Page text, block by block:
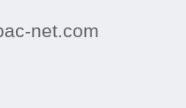
net.com